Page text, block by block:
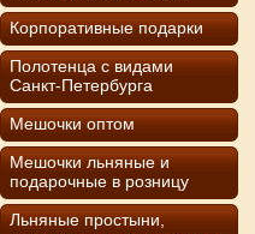
Корпоративные подарки
Полотенца с видами
Санкт-Петербурга
Мешочки оптом
Мешочки льняные и
подарочные в розницу
Льняные простыни,